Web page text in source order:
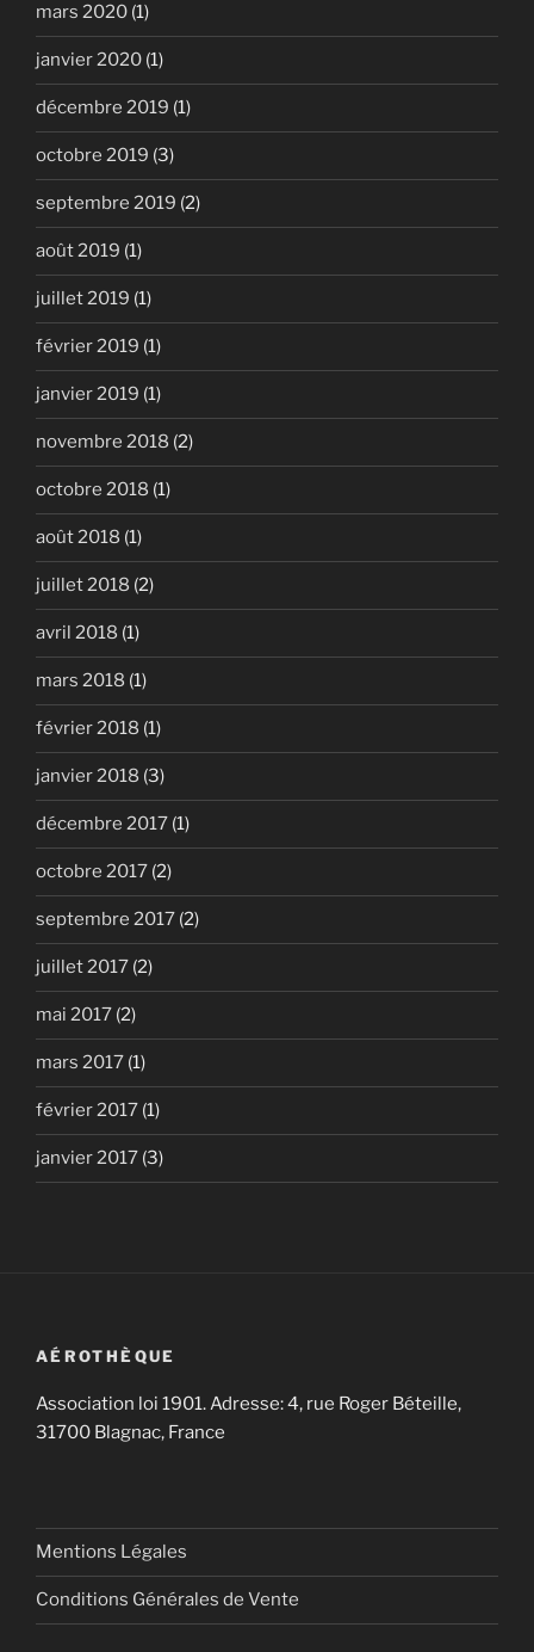
mars 2020 (1)
janvier 2020 (1)
décembre 2019 (1)
octobre 2019 (3)
septembre 2019 (2)
août 2019 (1)
juillet 2019 (1)
février 2019 (1)
janvier 2019 (1)
novembre 2018 (2)
octobre 2018 (1)
août 2018 (1)
juillet 2018 (2)
avril 2018 (1)
mars 2018 (1)
février 2018 (1)
janvier 2018 (3)
décembre 2017 (1)
octobre 2017 (2)
septembre 2017 (2)
juillet 2017 (2)
mai 2017 (2)
mars 2017 (1)
février 2017 (1)
janvier 2017 (3)
AÉROTHÈQUE
Association loi 1901. Adresse: 4, rue Roger Béteille,
31700 Blagnac, France
Mentions Légales
Conditions Générales de Vente